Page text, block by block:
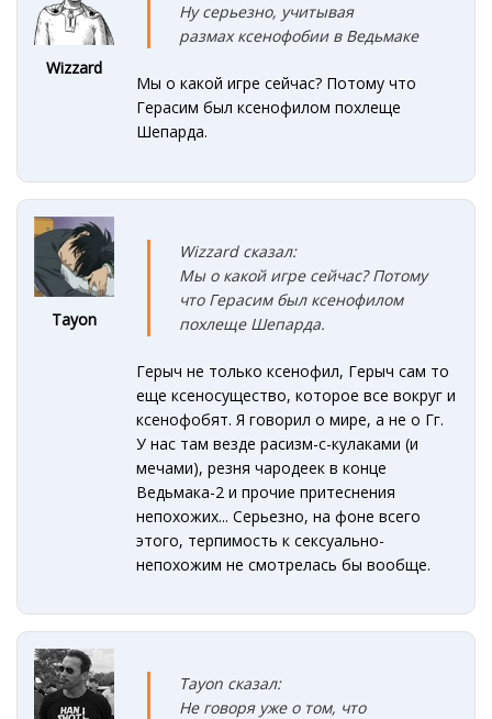
Wizzard
Ну серьезно, учитывая
размах ксенофобии в Ведьмаке
Мы о какой игре сейчас? Потому что
Герасим был ксенофилом похлеще
Шепарда.
Tayon
Wizzard сказал:
Мы о какой игре сейчас? Потому
что Герасим был ксенофилом
похлеще Шепарда.
Герыч не только ксенофил, Герыч сам то
еще ксеносущество, которое все вокруг и
ксенофобят. Я говорил о мире, а не о Гг.
У нас там везде расизм-с-кулаками (и
мечами), резня чародеек в конце
Ведьмака-2 и прочие притеснения
непохожих... Серьезно, на фоне всего
этого, терпимость к сексуально-
непохожим не смотрелась бы вообще.
Tayon сказал:
Неговоря уже о том, что